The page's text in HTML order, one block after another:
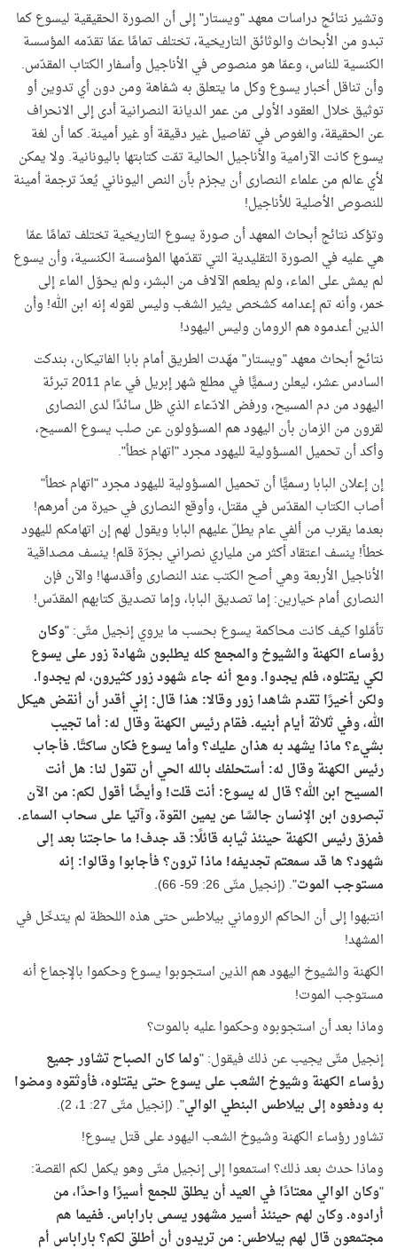
وتشير نتائج دراسات معهد "ويستار" إلى أن الصورة الحقيقية ليسوع كما
تبدو من الأبحاث والوثائق التاريخية، تختلف تمامًا عمّا تقدّمه المؤسسة
الكنسية للناس، وعمّا هو منصوص في الأناجيل وأسفار الكتاب المقدّس.
وأن تناقل أخبار يسوع وكل ما يتعلق به شفاهة ومن دون أي تدوين أو
توثيق خلال العقود الأولى من عمر الديانة النصرانية أدى إلى الانحراف
عن الحقيقة، والغوص في تفاصيل غير دقيقة أو غير أمينة. كما أن لغة
يسوع كانت الآرامية والأناجيل الحالية تمّت كتابتها باليونانية. ولا يمكن
لأي عالم من علماء النصارى أن يجزم بأن النص اليوناني يُعدّ ترجمة أمينة
للنصوص الأصلية للأناجيل!
وتؤكد نتائج أبحاث المعهد أن صورة يسوع التاريخية تختلف تمامًا عمّا
هي عليه في الصورة التقليدية التي تقدّمها المؤسسة الكنسية، وأن يسوع
لم يمش على الماء، ولم يطعم الآلاف من البشر، ولم يحوّل الماء إلى
خمر، وأنه تم إعدامه كشخص يثير الشغب وليس لقوله إنه ابن الله! وأن
الذين أعدموه هم الرومان وليس اليهود!
نتائج أبحاث معهد "ويستار" مهّدت الطريق أمام بابا الفاتيكان، بندكت
السادس عشر، ليعلن رسميًّا في مطلع شهر إبريل في عام 2011 تبرئة
اليهود من دم المسيح، ورفض الادّعاء الذي ظل سائدًا لدى النصارى
لقرون من الزمان بأن اليهود هم المسؤولون عن صلب يسوع المسيح،
وأكد أن تحميل المسؤولية لليهود مجرد "اتهام خطأ".
إن إعلان البابا رسميًّا أن تحميل المسؤولية لليهود مجرد "اتهام خطأ"
أصاب الكتاب المقدّس في مقتل، وأوقع النصارى في حيرة من أمرهم!
بعدما يقرب من ألفي عام يطلّ عليهم البابا ويقول لهم إن اتهامكم لليهود
خطأ! ينسف اعتقاد أكثر من ملياري نصراني بجرّة قلم! ينسف مصداقية
الأناجيل الأربعة وهي أصح الكتب عند النصارى وأقدسها! والآن فإن
النصارى أمام خيارين: إما تصديق البابا، وإما تصديق كتابهم المقدّس!
تأمّلوا كيف كانت محاكمة يسوع بحسب ما يروي إنجيل متّى: "وكان
رؤساء الكهنة والشيوخ والمجمع كله يطلبون شهادة زور على يسوع
لكي يقتلوه،فلم يجدوا. ومع أنه جاء شهود زور كثيرون، لم يجدوا.
ولكن أخيرًا تقدم شاهدا زور وقالا: هذا قال: إني أقدر أن أنقض هيكل
الله، وفي ثلاثة أيام أبنيه.فقام رئيس الكهنة وقال له: أما تجيب
بشيء؟ ماذا يشهد به هذان عليك؟وأما يسوع فكان ساكتًا. فأجاب
رئيس الكهنة وقال له: أستحلفك بالله الحي أن تقول لنا: هل أنت
المسيح ابن الله؟ قال له يسوع: أنت قلت! وأيضًا أقول لكم: من الآن
تبصرون ابن الإنسان جالسًا عن يمين القوة، وآتيا على سحاب السماء.
فمزق رئيس الكهنة حينئذ ثيابه قائلًا: قد جدف! ما حاجتنا بعد إلى
شهود؟ ها قد سمعتم تجديفه! ماذا ترون؟ فأجابوا وقالوا: إنه
مستوجب الموت". (إنجيل متّى 26: 59- 66).
انتبهوا إلى أن الحاكم الروماني بيلاطس حتى هذه اللحظة لم يتدخّل في
المشهد!
الكهنة والشيوخ اليهود هم الذين استجوبوا يسوع وحكموا بالإجماع أنه
مستوجب الموت!
وماذا بعد أن استجوبوه وحكموا عليه بالموت؟
إنجيل متّى يجيب عن ذلك فيقول: "ولما كان الصباح تشاور جميع
رؤساء الكهنة وشيوخ الشعب على يسوع حتى يقتلوه،فأوثقوه ومضوا
به ودفعوه إلى بيلاطس البنطي الوالي". (إنجيل متّى 27: 1، 2).
تشاور رؤساء الكهنة وشيوخ الشعب اليهود على قتل يسوع!
وماذا حدث بعد ذلك؟ استمعوا إلى إنجيل متّى وهو يكمل لكم القصة:
"وكان الوالي معتادًا في العيد أن يطلق للجمع أسيرًا واحدًا، من
أرادوه.وكان لهم حينئذ أسير مشهور يسمى باراباس.ففيما هم
مجتمعون قال لهم بيلاطس: من تريدون أن أطلق لكم؟ باراباس أم